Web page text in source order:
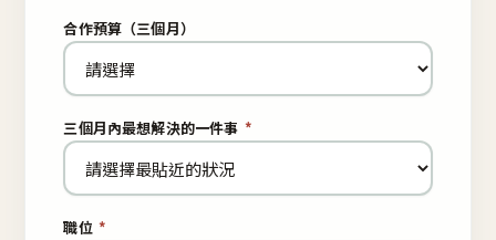
合作預算（三個月）
三個月內最想解決的一件事 *
職位 *